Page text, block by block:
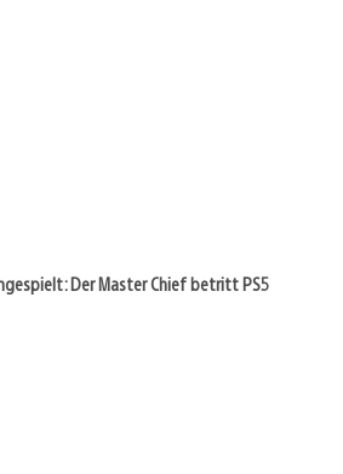
Der Master Chief betritt PS5